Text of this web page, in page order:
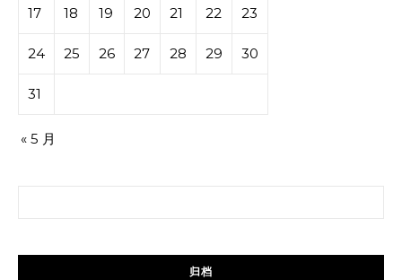
17 18 19 20 21 22 23
24 25 26 27 28 29 30
31
« 5 月
归档